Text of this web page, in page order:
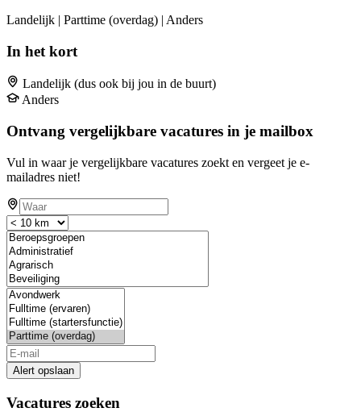
Landelijk | Parttime (overdag) | Anders
In het kort
Landelijk (dus ook bij jou in de buurt)
Anders
Ontvang vergelijkbare vacatures in je mailbox
Vul in waar je vergelijkbare vacatures zoekt en vergeet je e-
mailadres niet!
Alert opslaan
Vacatures zoeken